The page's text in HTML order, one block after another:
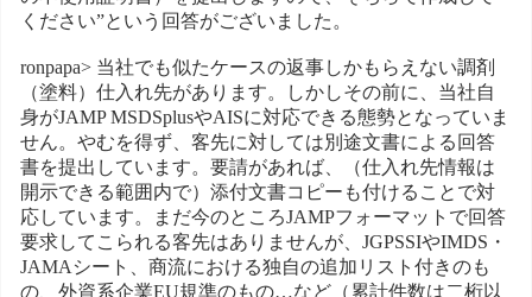
ください”という回答がございました。
ronpapa> 当社でも似たケースの返事しかもらえない調剤
（塗料）仕入れ先があります。しかしその前に、当社自
身がJAMP MSDSplusやAISに対応できる態勢となっていま
せん。やむを得ず、客先に対しては別途文書による回答
書を提出しています。要請があれば、（仕入れ先情報は
開示できる範囲内で）添付文書コピーも付けることで対
応しています。まだ今のところJAMPフォーマットで回答
要求してこられる客先はありませんが、JGPSSIやIMDS・
JAMAシート、商流における独自の追加リスト付きのも
の、外資系企業EU規準のもの…など（累計件数は二桁以